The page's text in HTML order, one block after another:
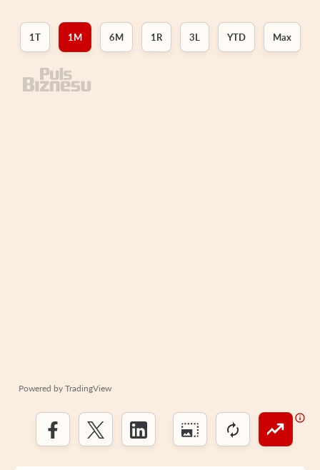
1T 1M 6M 1R 3L YTD Max
Powered by TradingView